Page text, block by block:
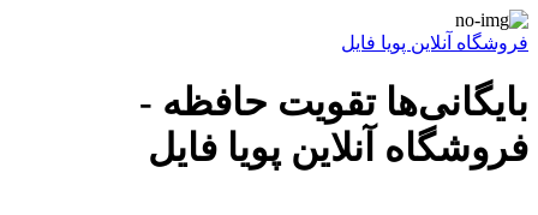
فروشگاه آنلاین پویا فایل
بایگانی‌ها تقویت حافظه -
فروشگاه آنلاین پویا فایل